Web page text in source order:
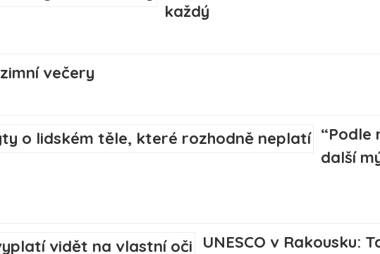
každý
večery
“Podle
další
UNESCO v Rakousku: